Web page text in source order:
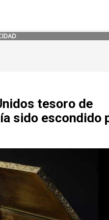
tesoro de
sido escondido